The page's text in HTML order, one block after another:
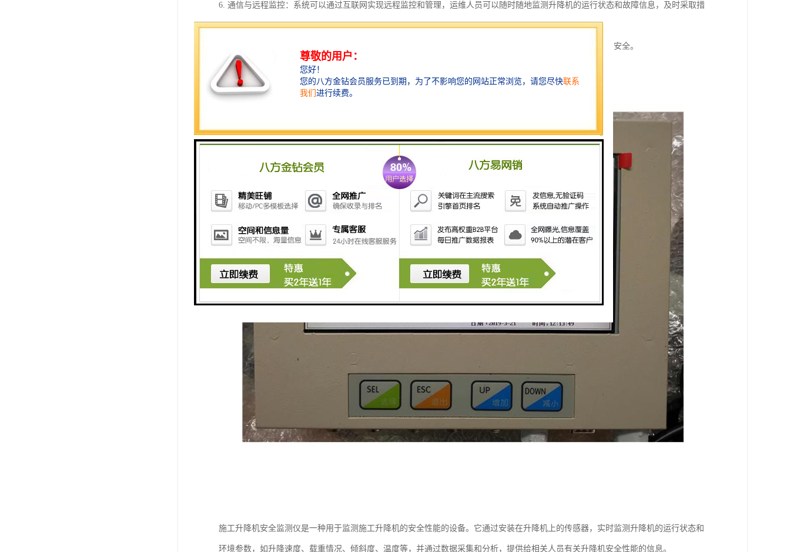
6. 通信与远程监控：系统可以通过互联网实现远程监控和管理，运维人员可以随时随地监测升降机的运行状态和故障信息，及时采取措
施。
升降机安全监测系统的应用可以提高升降机的安全性能和可靠性，减少事故发生的可能性，保护乘客和设备的安全。
施工升降机安全监测仪是一种用于监测施工升降机的安全性能的设备。它通过安装在升降机上的传感器，实时监测升降机的运行状态和
环境参数，如升降速度、载重情况、倾斜度、温度等，并通过数据采集和分析，提供给相关人员有关升降机安全性能的信息。